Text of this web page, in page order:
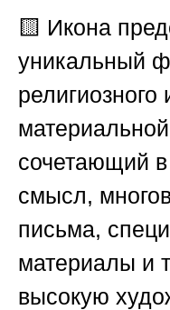
🟨 Икона
уникальный
религиозного
сочетающий
смысл,
письма,
материалы и
высокую